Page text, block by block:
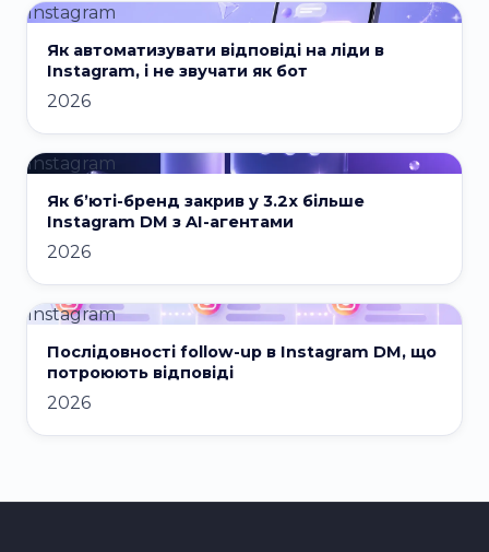
Instagram
Як автоматизувати відповіді на ліди в
Instagram, і не звучати як бот
2026
Instagram
Як бʼюті-бренд закрив у 3.2x більше
Instagram DM з AI-агентами
2026
Instagram
Послідовності follow-up в Instagram DM, що
потроюють відповіді
2026